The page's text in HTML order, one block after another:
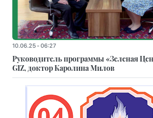
10.06.25 - 06:27
Руководитель программы «Зеленая
GIZ, доктор Каролина Милов